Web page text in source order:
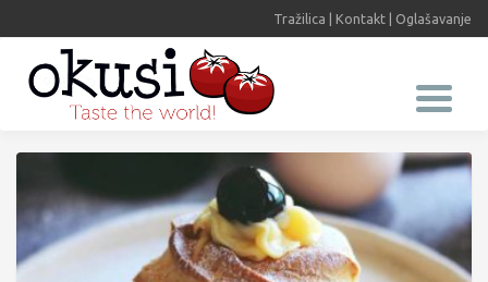
Tražilica Kontakt Oglašavanje